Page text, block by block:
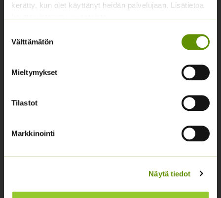
kerätty, kun olet käyttänyt heidän palvelujaan. Lisätietoa
käyttämistämme evästeistä
valinta
Välttämätön
Mieltymykset
Tilastot
Markkinointi
Näytä tiedot
info@siemenvesa.fi
Kankaanpää.
Facebook
Instagram
Osastottomat tuotteet